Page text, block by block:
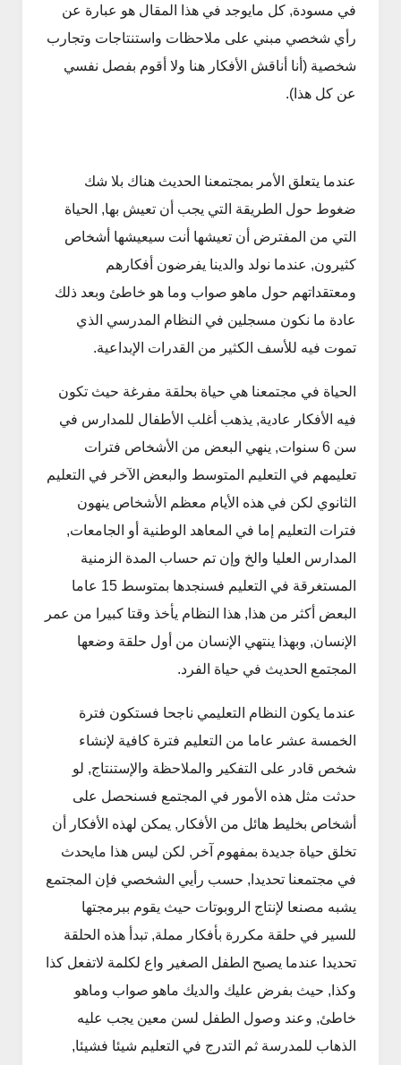
في مسودة, كل مايوجد في هذا المقال هو عبارة عن
رأي شخصي مبني على ملاحظات واستنتاجات وتجارب
شخصية (أنا أناقش الأفكار هنا ولا أقوم بفصل نفسي
عن كل هذا).
عندما يتعلق الأمر بمجتمعنا الحديث هناك بلا شك
ضغوط حول الطريقة التي يجب أن تعيش بها, الحياة
التي من المفترض أن تعيشها أنت سيعيشها أشخاص
كثيرون, عندما نولد والدينا يفرضون أفكارهم
ومعتقداتهم حول ماهو صواب وما هو خاطئ وبعد ذلك
عادة ما نكون مسجلين في النظام المدرسي الذي
تموت فيه للأسف الكثير من القدرات الإبداعية.
الحياة في مجتمعنا هي حياة بحلقة مفرغة حيث تكون
فيه الأفكار عادية, يذهب أغلب الأطفال للمدارس في
سن 6 سنوات, ينهي البعض من الأشخاص فترات
تعليمهم في التعليم المتوسط والبعض الآخر في التعليم
الثانوي لكن في هذه الأيام معظم الأشخاص ينهون
فترات التعليم إما في المعاهد الوطنية أو الجامعات,
المدارس العليا والخ وإن تم حساب المدة الزمنية
المستغرقة في التعليم فسنجدها بمتوسط 15 عاما
البعض أكثر من هذا, هذا النظام يأخذ وقتا كبيرا من عمر
الإنسان, وبهذا ينتهي الإنسان من أول حلقة وضعها
المجتمع الحديث في حياة الفرد.
عندما يكون النظام التعليمي ناجحا فستكون فترة
الخمسة عشر عاما من التعليم فترة كافية لإنشاء
شخص قادر على التفكير والملاحظة والإستنتاج, لو
حدثت مثل هذه الأمور في المجتمع فسنحصل على
أشخاص بخليط هائل من الأفكار, يمكن لهذه الأفكار أن
تخلق حياة جديدة بمفهوم آخر, لكن ليس هذا مايحدث
في مجتمعنا تحديدا, حسب رأيي الشخصي فإن المجتمع
يشبه مصنعا لإنتاج الروبوتات حيث يقوم ببرمجتها
للسير في حلقة مكررة بأفكار مملة, تبدأ هذه الحلقة
تحديدا عندما يصبح الطفل الصغير واع لكلمة لاتفعل كذا
وكذا, حيث بفرض عليك والديك ماهو صواب وماهو
خاطئ, وعند وصول الطفل لسن معين يجب عليه
الذهاب للمدرسة ثم التدرج في التعليم شيئا فشيئا,